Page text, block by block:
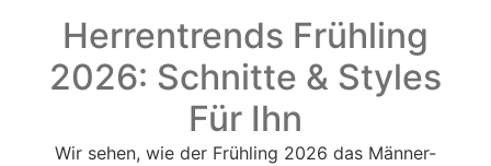
Herrentrends Frühling
2026: Schnitte & Styles
Für Ihn
Wir sehen, wie der Frühling 2026 das Männer-